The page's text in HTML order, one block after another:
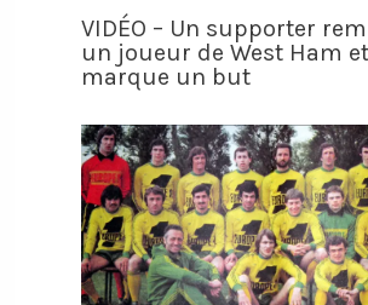
VIDÉO – Un supporter
un joueur de West Ham et
marque un but